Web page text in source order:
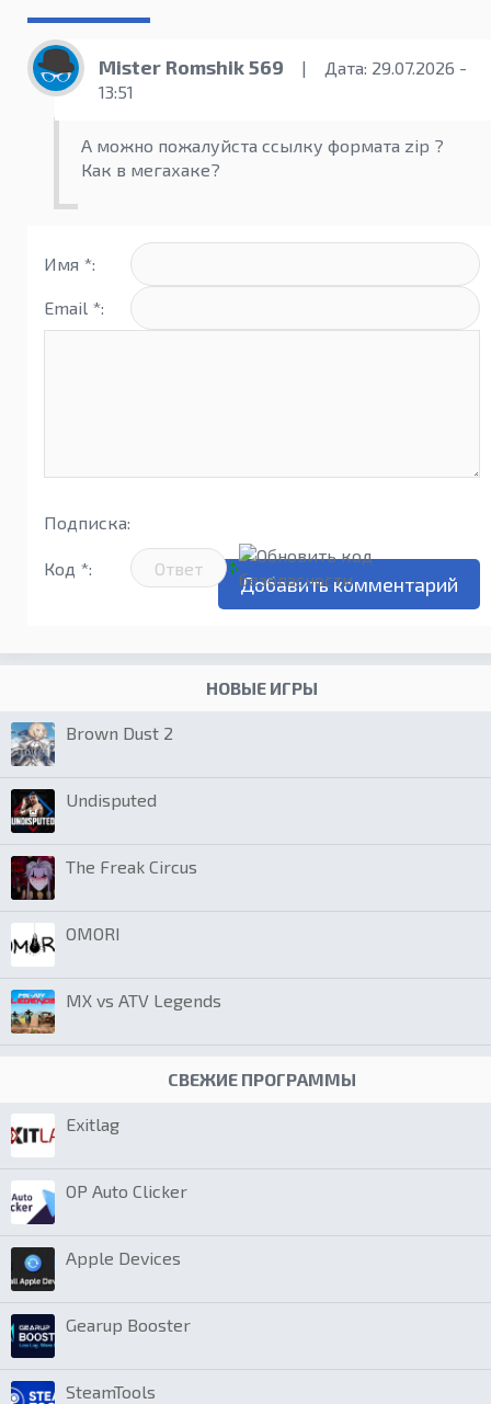
Mister Romshik 569 |
Дата: 29.07.2026 -
13:51
А можно пожалуйста ссылку формата zip ?
Как в мегахаке?
Имя *:
Email *:
Подписка:
Код *:
НОВЫЕ ИГРЫ
Brown Dust 2
Undisputed
The Freak Circus
OMORI
MX vs ATV Legends
СВЕЖИЕ ПРОГРАММЫ
Exitlag
OP Auto Clicker
Apple Devices
Gearup Booster
SteamTools